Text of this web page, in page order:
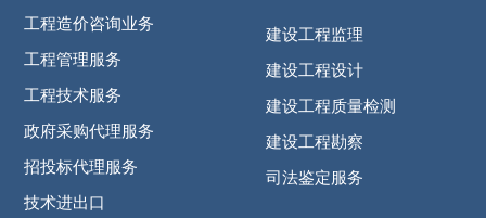
工程造价咨询业务
工程管理服务
工程技术服务
政府采购代理服务
招投标代理服务
技术进出口
建设工程监理
建设工程设计
建设工程质量检测
建设工程勘察
司法鉴定服务